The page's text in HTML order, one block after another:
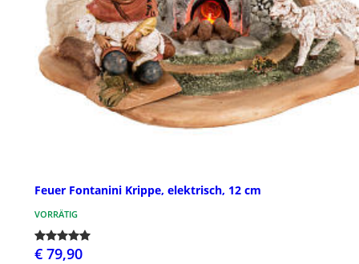
Feuer Fontanini Krippe, elektrisch, 12 cm
VORRÄTIG
€ 79,90